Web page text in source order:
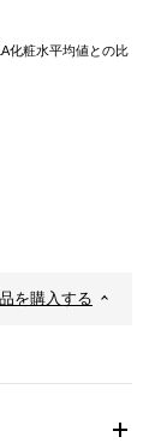
化粧水平均値との比
を購入する